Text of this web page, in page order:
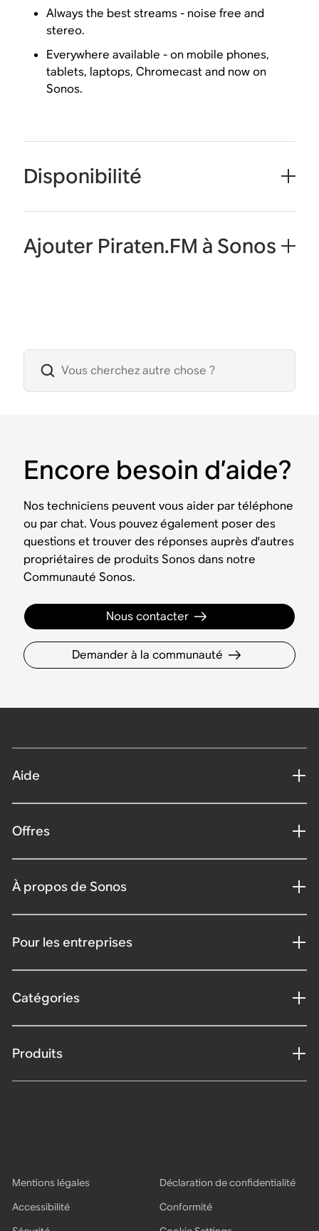
Always the best streams - noise free and
stereo.
Everywhere available - on mobile phones,
tablets, laptops, Chromecast and now on
Sonos.
Disponibilité
Ajouter Piraten.FM à Sonos
Encore besoin d’aide?
Nos techniciens peuvent vous aider par téléphone
ou par chat. Vous pouvez également poser des
questions et trouver des réponses auprès d'autres
propriétaires de produits Sonos dans notre
Communauté Sonos.
Nous contacter
Demander à la communauté
Aide
Offres
À propos de Sonos
Pour les entreprises
Catégories
Produits
Mentions légales
Déclaration de confidentialité
Accessibilité
Conformité